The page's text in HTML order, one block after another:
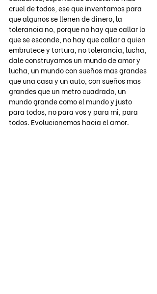
cruel de todos, ese que inventamos para
que algunos se llenen de dinero, la
tolerancia no, porque no hay que callar lo
que se esconde, no hay que callar a quien
embrutece y tortura, no tolerancia, lucha,
dale construyamos un mundo de amor y
lucha, un mundo con sueños mas grandes
que una casa y un auto, con sueños mas
grandes que un metro cuadrado, un
mundo grande como el mundo y justo
para todos, no para vos y para mi, para
todos. Evolucionemos hacia el amor.